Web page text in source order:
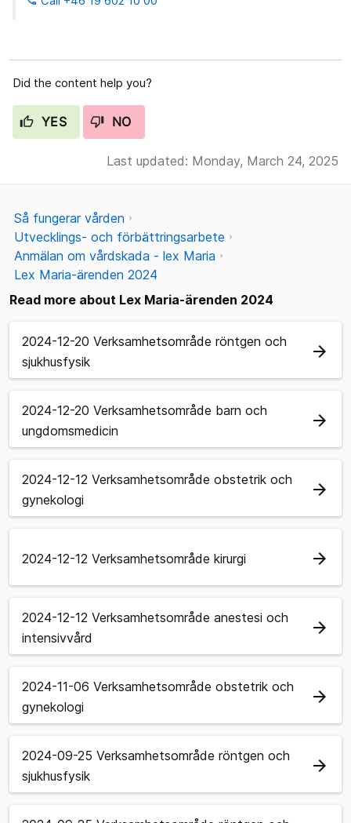
Did the content help you?
YES NO
Last updated: Monday, March 24, 2025
Så fungerar vården
Utvecklings- och förbättringsarbete
Anmälan om vårdskada - lex Maria
Lex Maria-ärenden 2024
Read more about Lex Maria-ärenden 2024
2024-12-20 Verksamhetsområde röntgen och
sjukhusfysik
arrow_forward
2024-12-20 Verksamhetsområde barn och
ungdomsmedicin
arrow_forward
2024-12-12 Verksamhetsområde obstetrik och
gynekologi
arrow_forward
2024-12-12 Verksamhetsområde kirurgi arrow_forward
2024-12-12 Verksamhetsområde anestesi och
intensivvård
arrow_forward
2024-11-06 Verksamhetsområde obstetrik och
gynekologi
arrow_forward
2024-09-25 Verksamhetsområde röntgen och
sjukhusfysik
arrow_forward